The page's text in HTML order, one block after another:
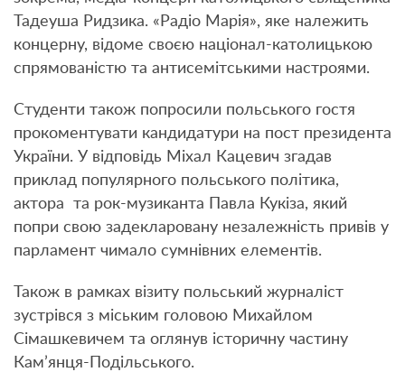
Тадеуша Ридзика. «Радіо Марія», яке належить
концерну, відоме своєю націонал-католицькою
спрямованістю та антисемітськими настроями.
Студенти також попросили польського гостя
прокоментувати кандидатури на пост президента
України. У відповідь Міхал Кацевич згадав
приклад популярного польського політика,
актора та рок-музиканта Павла Кукіза, який
попри свою задекларовану незалежність привів у
парламент чимало сумнівних елементів.
Також в рамках візиту польський журналіст
зустрівся з міським головою Михайлом
Сімашкевичем та оглянув історичну частину
Кам’янця-Подільського.